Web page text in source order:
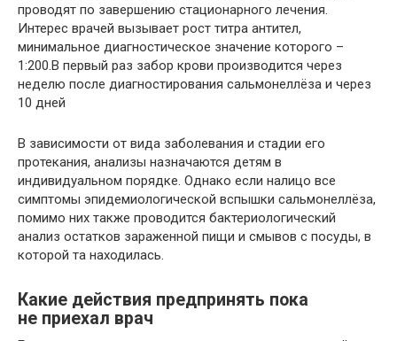
проводят по завершению стационарного лечения.
Интерес врачей вызывает рост титра антител,
минимальное диагностическое значение которого –
1:200.В первый раз забор крови производится через
неделю после диагностирования сальмонеллёза и через
10 дней
В зависимости от вида заболевания и стадии его
протекания, анализы назначаются детям в
индивидуальном порядке. Однако если налицо все
симптомы эпидемиологической вспышки сальмонеллёза,
помимо них также проводится бактериологический
анализ остатков зараженной пищи и смывов с посуды, в
которой та находилась.
Какие действия предпринять пока
не приехал врач